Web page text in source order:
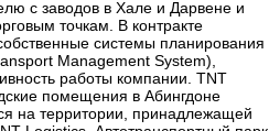
с заводов в Хале и Дарвене и
точкам. В контракте
системы планирования
Management System),
работы компании. TNT
помещения в Абингдоне
на территории, принадлежащей